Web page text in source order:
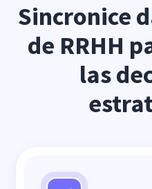
Sincronice
de RRHH
las